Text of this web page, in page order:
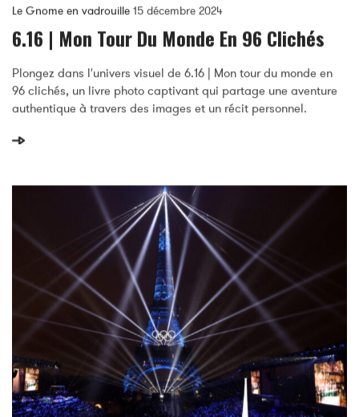
Le Gnome en vadrouille 15 décembre 2024
6.16 | Mon Tour Du Monde En 96 Clichés
Plongez dans l'univers visuel de 6.16 | Mon tour du monde en
96 clichés, un livre photo captivant qui partage une aventure
authentique à travers des images et un récit personnel.